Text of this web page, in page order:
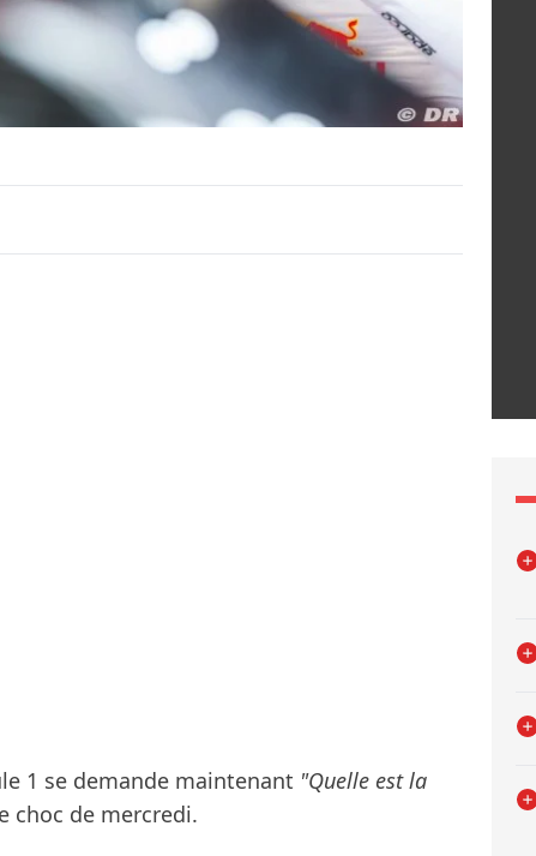
1 se demande maintenant "Quelle est la
choc de mercredi.